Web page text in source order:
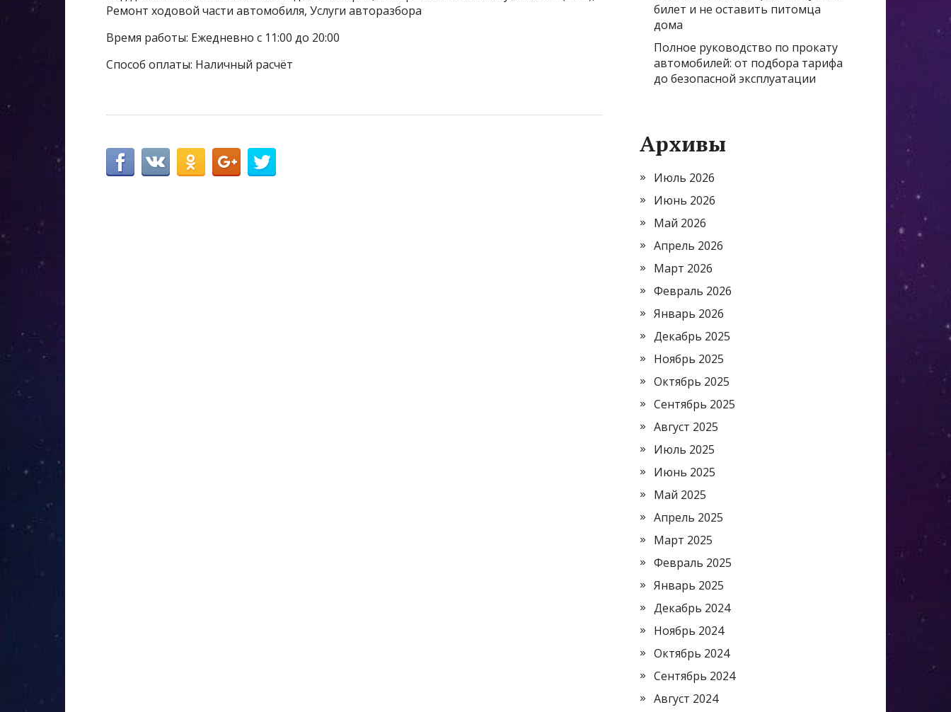
Ремонт ходовой части автомобиля, Услуги авторазбора
Время работы: Ежедневно с 11:00 до 20:00
Способ оплаты: Наличный расчёт
билет и не оставить питомца
дома
Полное руководство по прокату
автомобилей: от подбора тарифа
до безопасной эксплуатации
Архивы
Июль 2026
Июнь 2026
Май 2026
Апрель 2026
Март 2026
Февраль 2026
Январь 2026
Декабрь 2025
Ноябрь 2025
Октябрь 2025
Сентябрь 2025
Август 2025
Июль 2025
Июнь 2025
Май 2025
Апрель 2025
Март 2025
Февраль 2025
Январь 2025
Декабрь 2024
Ноябрь 2024
Октябрь 2024
Сентябрь 2024
Август 2024